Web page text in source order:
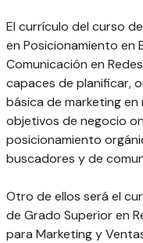
El currículo del curso
en Posicionamiento en
Comunicación en
capaces de planificar,
básica de marketing
objetivos de negocio
posicionamiento
buscadores y de
Otro de ellos será el
de Grado Superior en
para Marketing y